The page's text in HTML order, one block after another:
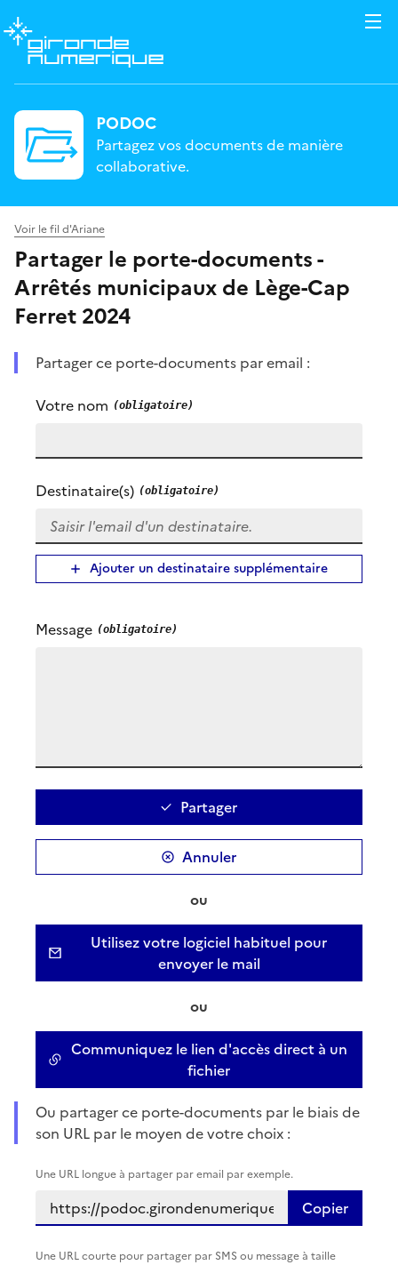
PODOC
Partagez vos documents de manière
collaborative.
Voir le fil d'Ariane
Partager le porte-documents -
Arrêtés municipaux de Lège-Cap
Ferret 2024
Partager ce porte-documents par email :
Votre nom
Destinataire(s)
Ajouter un destinataire supplémentaire
Message
Partager
Annuler
ou
Utilisez votre logiciel habituel pour
envoyer le mail
ou
Communiquez le lien d'accès direct à un
fichier
Ou partager ce porte-documents par le biais de
son URL par le moyen de votre choix :
Une URL longue à partager par email par exemple.
Copier
Une URL courte pour partager par SMS ou message à taille